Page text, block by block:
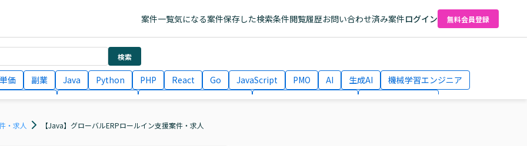
案件一覧気になる案件保存した検索条件閲覧履歴お問い合わせ済み案件ログイン 無料会員登録
検索
価 副業 Java Python PHP React Go JavaScript PMO AI 生成AI
機械学習エンジニア
月収100万円 業務委託
・求人 【Java】グローバルERPロールイン支援案件・求人